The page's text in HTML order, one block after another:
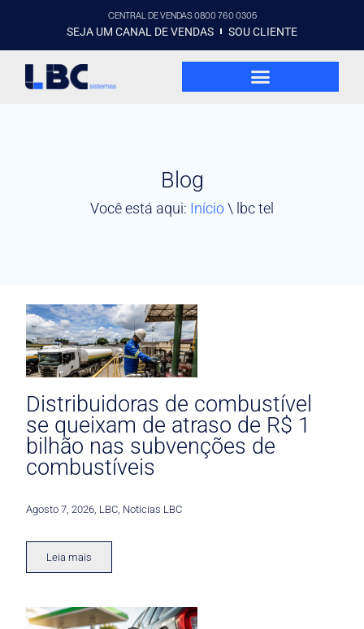
CENTRAL DE VENDAS 0800 760 0305
SEJA UM CANAL DE VENDAS SOU CLIENTE
Blog
Você está aqui: Início\ lbc tel
Distribuidoras de combustível
se queixam de atraso de R$ 1
bilhão nas subvenções de
combustíveis
Agosto 7, 2026 LBC Noticias LBC
Leia mais